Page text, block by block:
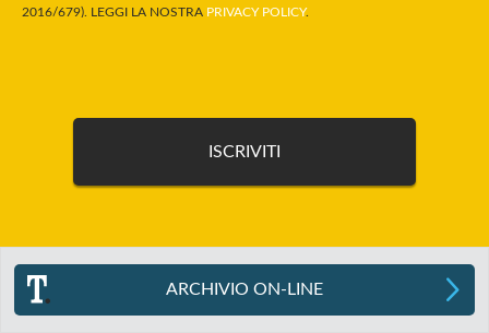
2016/679). LEGGI LA NOSTRA PRIVACY POLICY.
ARCHIVIO ON-LINE